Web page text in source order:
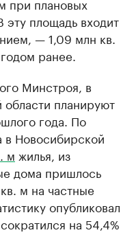
эту площадь входит
— 1,09 млн кв.
ранее.
Минстроя, в
планируют
года. По
в Новосибирской
м жилья, из
дома пришлось
м на частные
опубликовал
на 54,4%